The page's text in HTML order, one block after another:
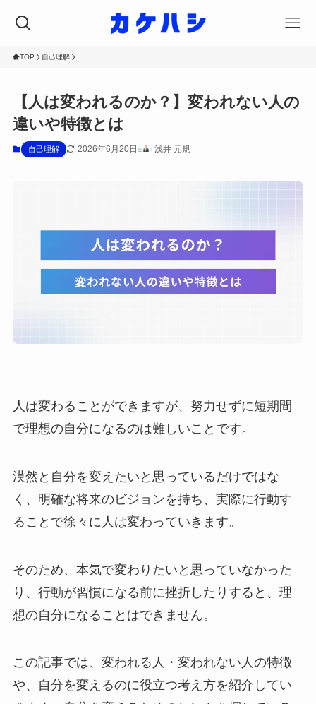
TOP 自己理解
【人は変われるのか？】変われない人の
違いや特徴とは
自己理解 2026年6月20日 浅井 元規
人は変わることができますが、努力せずに短期間
で理想の自分になるのは難しいことです。
漠然と自分を変えたいと思っているだけではな
く、明確な将来のビジョンを持ち、実際に行動す
ることで徐々に人は変わっていきます。
そのため、本気で変わりたいと思っていなかった
り、行動が習慣になる前に挫折したりすると、理
想の自分になることはできません。
この記事では、変われる人・変われない人の特徴
や、自分を変えるのに役立つ考え方を紹介してい